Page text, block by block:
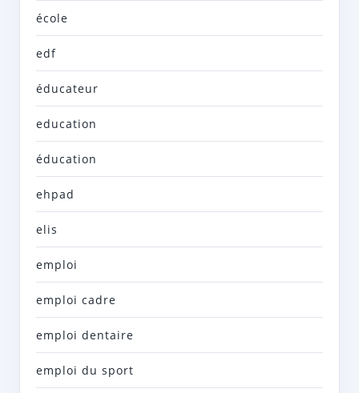
école
edf
éducateur
education
éducation
ehpad
elis
emploi
emploi cadre
emploi dentaire
emploi du sport